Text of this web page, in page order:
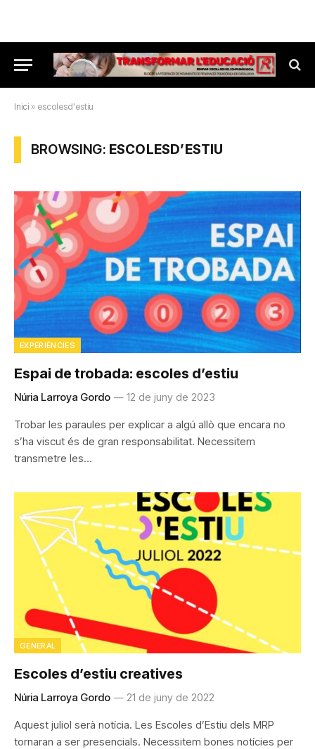
Inici » escolesd'estiu
BROWSING: ESCOLESD’ESTIU
EXPERIÈNCIES
Espai de trobada: escoles d’estiu
Núria Larroya Gordo 12 de juny de 2023
Trobar les paraules per explicar a algú allò que encara no
s’ha viscut és de gran responsabilitat. Necessitem
transmetre les…
GENERAL
Escoles d’estiu creatives
Núria Larroya Gordo 21 de juny de 2022
Aquest juliol serà notícia. Les Escoles d’Estiu dels MRP
tornaran a ser presencials. Necessitem bones notícies per